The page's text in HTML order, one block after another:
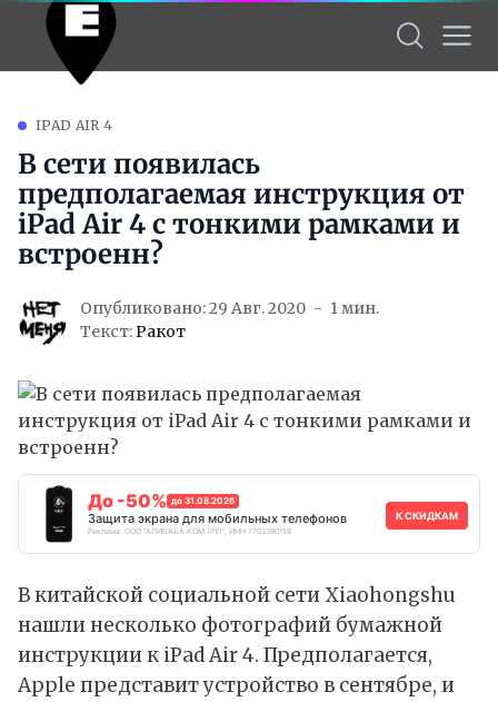
IPAD AIR 4
В сети появилась
предполагаемая инструкция от
iPad Air 4 с тонкими рамками и
встроенн?
Опубликовано: 29 Авг. 2020
1 мин.
Текст:Ракот
До -50% до 31.08.2026
Защита экрана для мобильных телефонов
Реклама. ООО "АЛИБАБА.КОМ (РУ)", ИНН 7703380158
К СКИДКАМ
В китайской социальной сети Xiaohongshu
нашли несколько фотографий бумажной
инструкции к iPad Air 4. Предполагается,
Apple представит устройство в сентябре, и